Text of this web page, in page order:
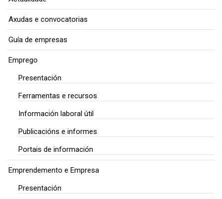
Axudas e convocatorias
Guía de empresas
Emprego
Presentación
Ferramentas e recursos
Información laboral útil
Publicacións e informes
Portais de información
Emprendemento e Empresa
Presentación